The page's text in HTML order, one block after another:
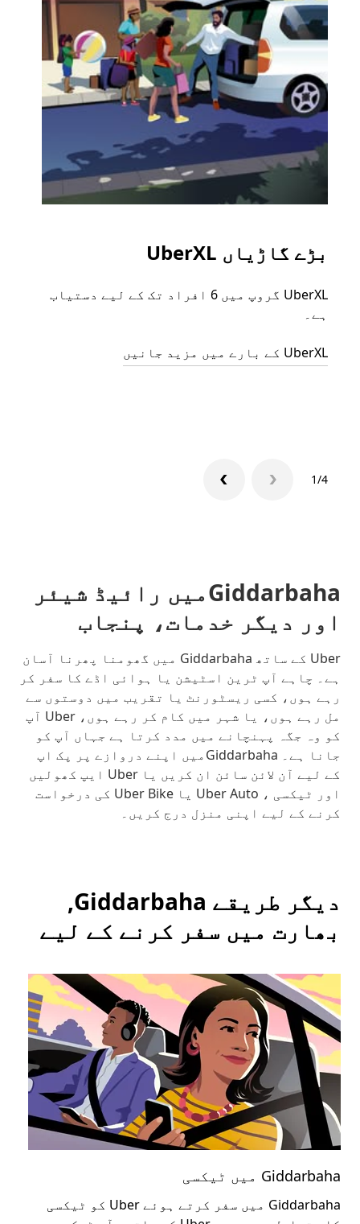
بڑے گاڑیاں UberXL
UberXL گروپ میں 6 افراد تک کے لیے دستیاب
ہے۔
UberXL کے بارے میں مزید جانیں
1/4
Giddarbahaمیں رائیڈ شیئر
اور دیگر خدمات، پنجاب
Uber کے ساتھ Giddarbaha میں گھومنا پھرنا آسان
ہے۔ چاہے آپ ٹرین اسٹیشن یا ہوائی اڈے کا سفر کر
رہے ہوں، کسی ریسٹورنٹ یا تقریب میں دوستوں سے
مل رہے ہوں، یا شہر میں کام کر رہے ہوں، Uber آپ
کو وہ جگہ پہنچانے میں مدد کرتا ہے جہاں آپ کو
جانا ہے۔ Giddarbahaمیں اپنے دروازے پر پک اپ
کے لیے آن لائن سائن ان کریں یا Uber ایپ کھولیں
اور ٹیکسی ، Uber Auto یا Uber Bike کی درخواست
کرنے کے لیے اپنی منزل درج کریں۔
دیگر طریقے Giddarbaha,
بھارت میں سفر کرنے کے لیے
Giddarbaha میں ٹیکسی
Giddarbaha میں سفر کرتے ہوئے Uber کو ٹیکسی